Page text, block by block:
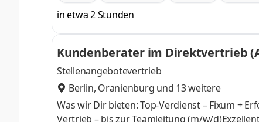
in etwa 2 Stunden
Kundenberater im Direktvertrieb
Stellenangebotevertrieb
Berlin, Oranienburg und 13 weitere
Was wir Dir bieten: Top-Verdienst – Fixum +
Vertrieb – bis zur Teamleitung (m/w/